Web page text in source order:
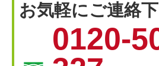
お気軽にご連絡
0120-